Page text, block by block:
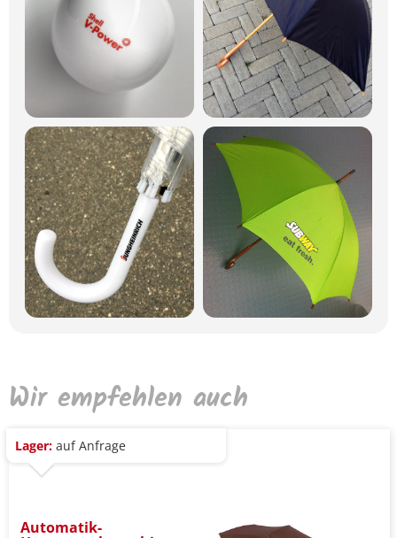
Wir empfehlen auch
Lager: auf Anfrage
Automatik-